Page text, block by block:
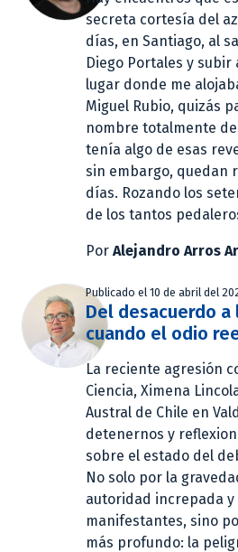
secreta cortesía del
días, en Santiago, al
Diego Portales y
lugar donde me
Miguel Rubio, quizás
nombre totalmente
tenía algo de esas
sin embargo, quedan
días. Rozando los
de los tantos
Por Alejandro Arros
Publicado el 10 de abril del
Del desacuerdo a
cuando el odio
La reciente agresión
Ciencia, Ximena
Austral de Chile en
detenernos y
sobre el estado del
No solo por la
autoridad increpada
manifestantes, sino
más profundo: la